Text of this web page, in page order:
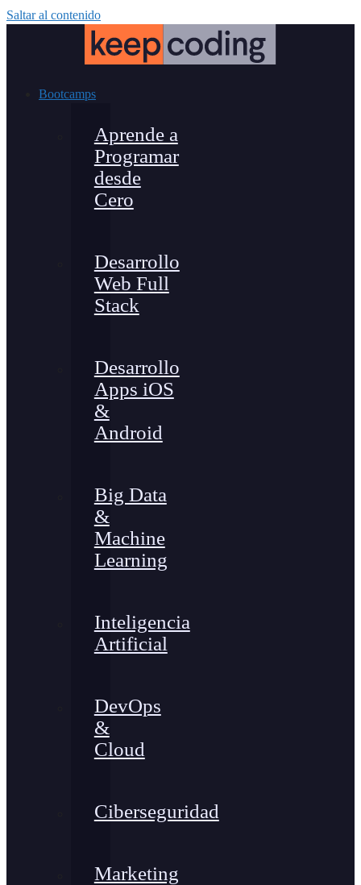
Saltar al contenido
Bootcamps
Aprende a
Programar
desde
Cero
Desarrollo
Web Full
Stack
Desarrollo
Apps iOS
&
Android
Big Data
&
Machine
Learning
Inteligencia
Artificial
DevOps
&
Cloud
Ciberseguridad
Marketing